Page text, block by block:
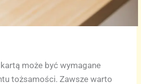
może być wymagane
tożsamości. Zawsze warto